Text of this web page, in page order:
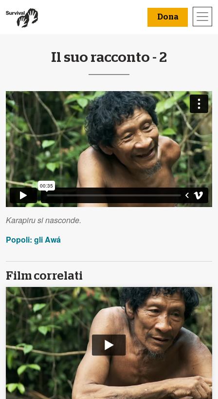
Dona
Il suo racconto - 2
Karapiru si nasconde.
Popoli: gli Awá
Film correlati